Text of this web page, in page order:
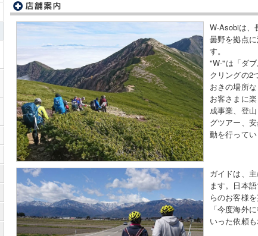
W-Asobiは、
曇野を拠点
す。
"W-"は「ダ
クリングの2
おきの場所
お客さまに
成事業、登
グツアー、
動を行ってい
ガイドは、
ます。日本
らのお客様
「今度海外
いった依頼も